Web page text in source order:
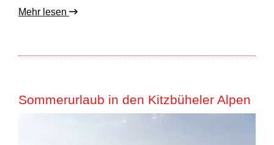
Mehr lesen
Sommerurlaub in den Kitzbüheler Alpen